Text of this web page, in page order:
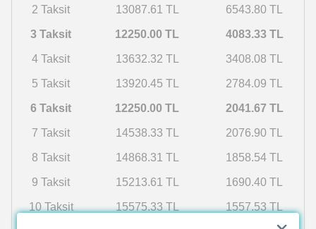
2 Taksit 13087.61 TL 6543.80 TL
3 Taksit 12250.00 TL 4083.33 TL
4 Taksit 13632.32 TL 3408.08 TL
5 Taksit 13920.45 TL 2784.09 TL
6 Taksit 12250.00 TL 2041.67 TL
7 Taksit 14538.33 TL 2076.90 TL
8 Taksit 14868.31 TL 1858.54 TL
9 Taksit 15213.61 TL 1690.40 TL
10 Taksit 15575.33 TL 1557.53 TL